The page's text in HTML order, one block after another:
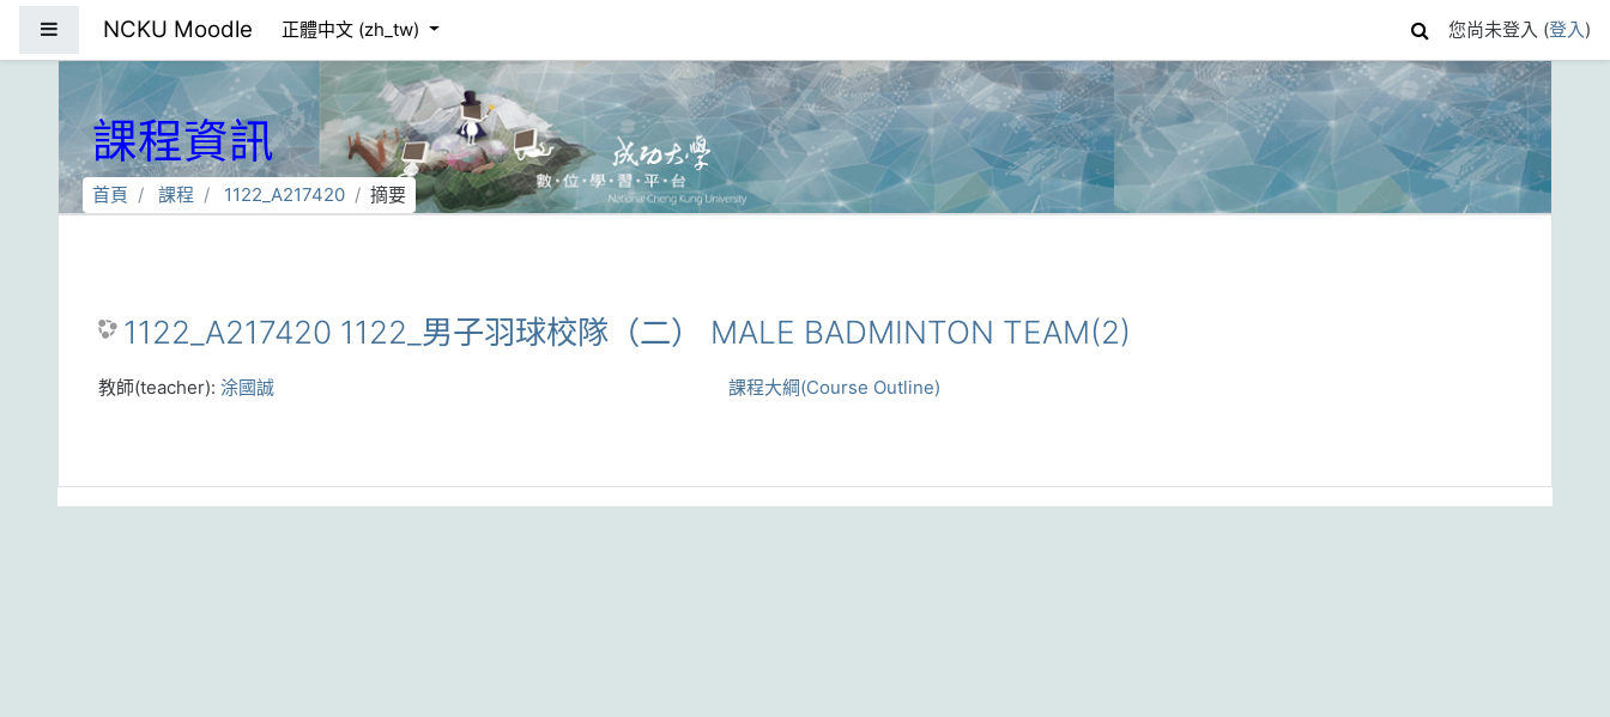
NCKU Moodle 正體中文 ‎(zh_tw)‎ 您尚未登入 (登入)
課程資訊
首頁 課程 1122_A217420 摘要
1122_A217420 1122_男子羽球校隊（二） MALE BADMINTON TEAM(2)
課程大綱(Course Outline)
教師(teacher): 涂國誠